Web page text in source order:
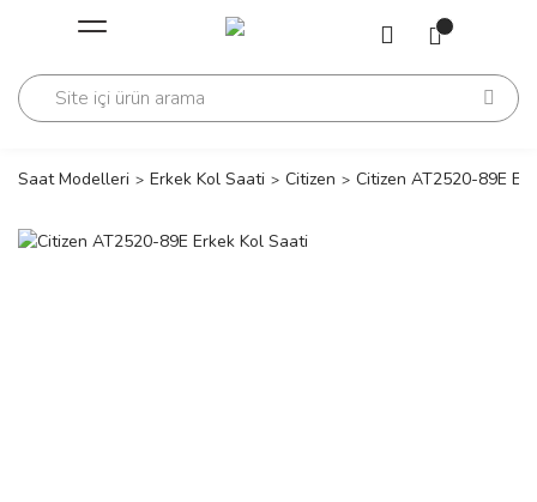
Geri Dön
Geri Dön
Saat Modelleri Erkek Kol Saati Citizen Citizen AT2520-89E